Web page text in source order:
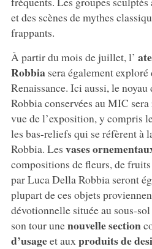
et des scènes de mythes
frappants.
À partir du mois de juillet, l’
Robbia sera également
Renaissance. Ici aussi, le noyau
Robbia conservées au MIC
vue de l’exposition, y compris
les bas-reliefs qui se réfèrent à
Robbia. Les vases
compositions de fleurs, de
par Luca Della Robbia seront
plupart de ces objets
dévotionnelle située au sous-
son tour unenouvelle section
d’usageet auxproduits de